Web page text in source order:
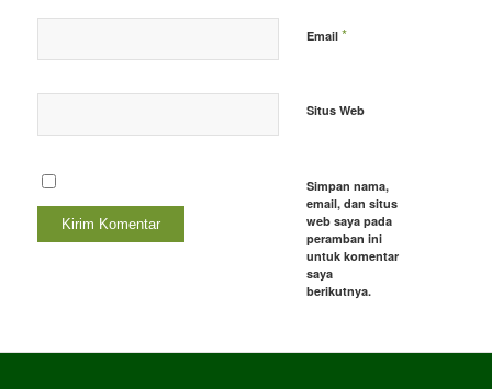
Email *
Situs Web
Simpan nama,
email, dan situs
web saya pada
peramban ini
untuk komentar
saya
berikutnya.